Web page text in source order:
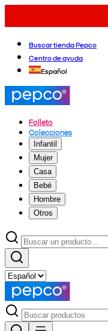
Buscar tienda Pepco
Centro de ayuda
Español
Folleto
Colecciones
Infantil
Mujer
Casa
Bebé
Hombre
Otros